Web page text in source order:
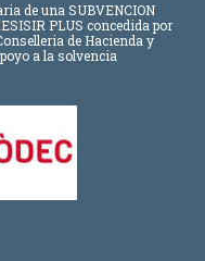
de una SUBVENCION
PLUS concedida por
de Hacienda y
a la solvencia